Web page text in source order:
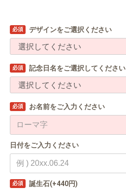
必須 デザインをご選択ください
必須 記念日名をご選択してください
必須 お名前をご入力ください
日付をご入力ください
必須 誕生石(+440円)